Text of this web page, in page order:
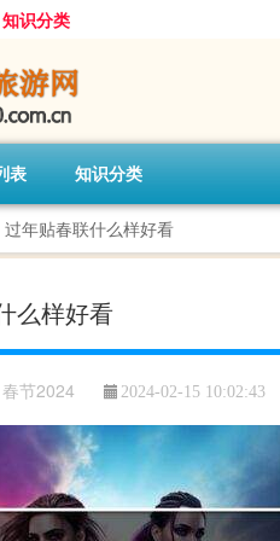
知识分类
表 知识分类
过年贴春联什么样好看
么样好看
春节2024 2024-02-15 10:02:43